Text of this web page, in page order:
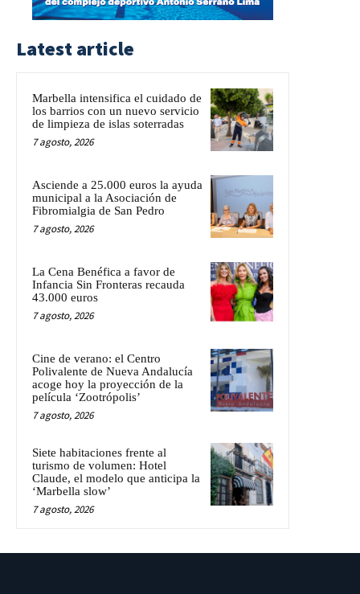
Latest article
Marbella intensifica el cuidado de
los barrios con un nuevo servicio
de limpieza de islas soterradas
7 agosto, 2026
Asciende a 25.000 euros la ayuda
municipal a la Asociación de
Fibromialgia de San Pedro
7 agosto, 2026
La Cena Benéfica a favor de
Infancia Sin Fronteras recauda
43.000 euros
7 agosto, 2026
Cine de verano: el Centro
Polivalente de Nueva Andalucía
acoge hoy la proyección de la
película ‘Zootrópolis’
7 agosto, 2026
Siete habitaciones frente al
turismo de volumen: Hotel
Claude, el modelo que anticipa la
‘Marbella slow’
7 agosto, 2026